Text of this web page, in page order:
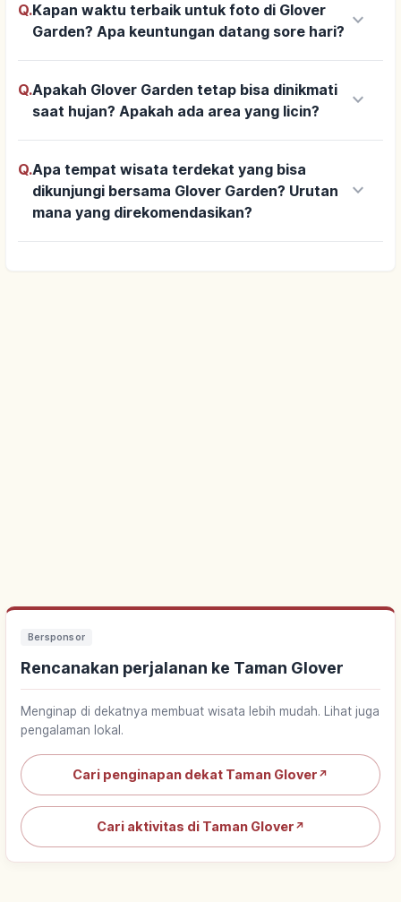
Q.Kapan waktu terbaik untuk foto di Glover
Garden? Apa keuntungan datang sore hari? keyboard_arrow_down
Q.Apakah Glover Garden tetap bisa dinikmati
saat hujan? Apakah ada area yang licin?
keyboard_arrow_down
Q.Apa tempat wisata terdekat yang bisa
dikunjungi bersama Glover Garden? Urutan
mana yang direkomendasikan?
keyboard_arrow_down
Bersponsor
Rencanakan perjalanan ke Taman Glover
Menginap di dekatnya membuat wisata lebih mudah. Lihat juga
pengalaman lokal.
Cari penginapan dekat Taman Glover ↗
Cari aktivitas di Taman Glover ↗